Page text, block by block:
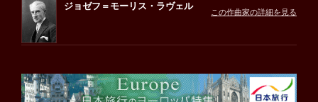
ジョゼフ＝モーリス・ラヴェル
この作曲家の詳細を見る